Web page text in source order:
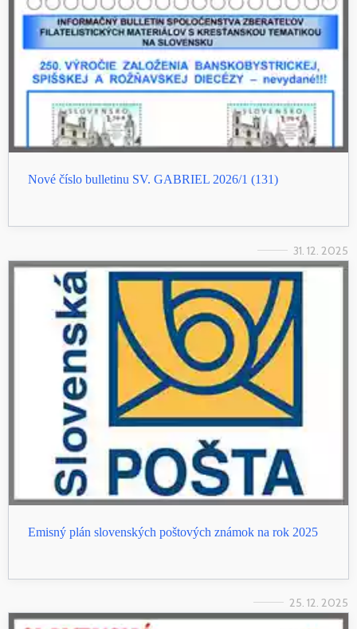
Nové číslo bulletinu SV. GABRIEL 2026/1 (131)
31. 12. 2025
Emisný plán slovenských poštových známok na rok 2025
25. 12. 2025